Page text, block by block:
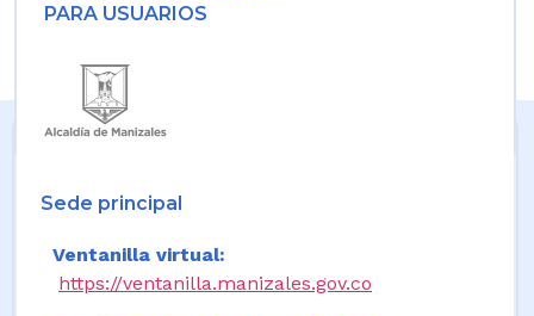
PARA USUARIOS
Sede principal
Ventanilla virtual:
https://ventanilla.manizales.gov.co